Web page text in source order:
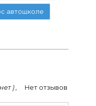
автошколе
) , Нет отзывов